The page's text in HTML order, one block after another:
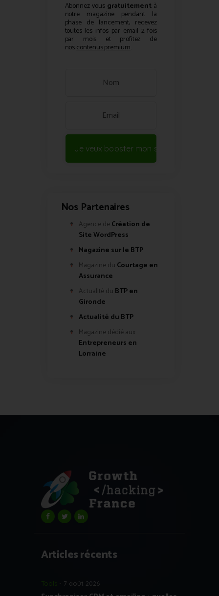
Abonnez vous gratuitementà
notre magazine pendant la
phase de lancement, recevez
toutes les infos par email 2 fois
par mois et profitez de
noscontenus premium.
Je veux booster mon site !
Nos Partenaires
Agence de Création de
Site WordPress
Magazine sur le BTP
Magazine du Courtage en
Assurance
Actualité du BTP en
Gironde
Actualité du BTP
Magazine dédié aux
Entrepreneurs en
Lorraine
Articles récents
Tools 7 août 2026